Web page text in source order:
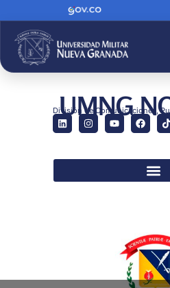
UMNG
División de Comunicaciones,